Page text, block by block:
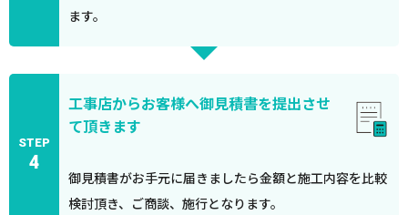
ます。
STEP
4
工事店からお客様へ御見積書を提出させ
て頂きます
御見積書がお手元に届きましたら金額と施工内容を比較
検討頂き、ご商談、施行となります。